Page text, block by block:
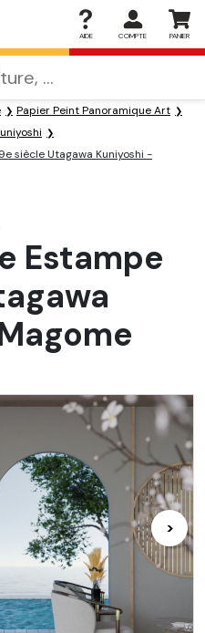
AIDE COMPTE PANIER
Papier Peint Panoramique Art
siècle Utagawa Kuniyoshi -
Estampe
>